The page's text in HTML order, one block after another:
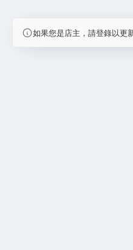
如果您是店主，請登錄以更